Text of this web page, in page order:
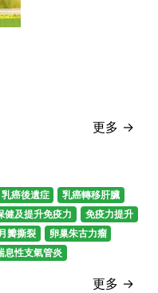
更多 →
乳癌後遺症
乳癌轉移肝臟
健及提升免疫力
免疫力提升
瓣撕裂
卵巢朱古力瘤
息性支氣管炎
更多 →